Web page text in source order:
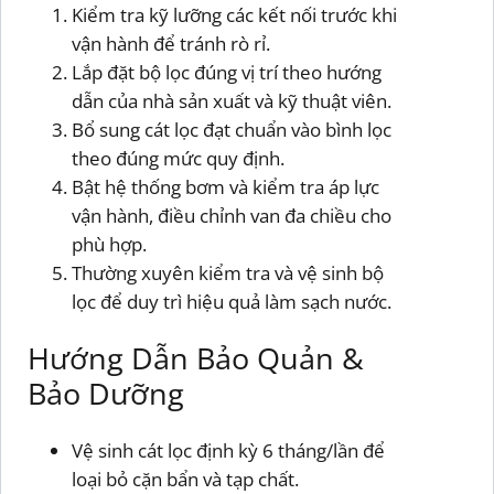
Kiểm tra kỹ lưỡng các kết nối trước khi
vận hành để tránh rò rỉ.
Lắp đặt bộ lọc đúng vị trí theo hướng
dẫn của nhà sản xuất và kỹ thuật viên.
Bổ sung cát lọc đạt chuẩn vào bình lọc
theo đúng mức quy định.
Bật hệ thống bơm và kiểm tra áp lực
vận hành, điều chỉnh van đa chiều cho
phù hợp.
Thường xuyên kiểm tra và vệ sinh bộ
lọc để duy trì hiệu quả làm sạch nước.
Hướng Dẫn Bảo Quản &
Bảo Dưỡng
Vệ sinh cát lọc định kỳ 6 tháng/lần để
loại bỏ cặn bẩn và tạp chất.